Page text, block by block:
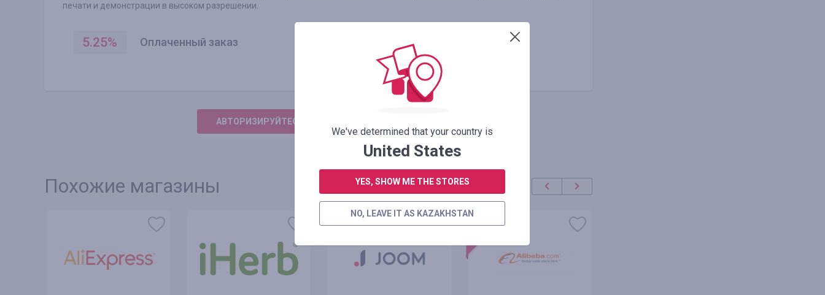
печати и демонстрации в высоком разрешении.
5.25% Оплаченный заказ
АВТОРИЗИРУЙТЕСЬ, ЧТОБЫ ОСТАВИТЬ ОТЗЫВ
Похожие магазины
акция
+100%
We've determined that your country is
United States
YES, SHOW ME THE STORES
NO, LEAVE IT AS KAZAKHSTAN